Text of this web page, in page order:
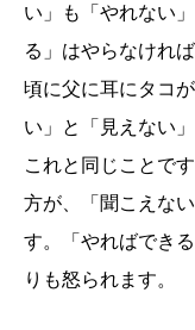
い」も「やれない
る」はやらなけれ
頃に父に耳にタコ
い」と「見えない
これと同じことで
方が、「聞こえな
す。「やればでき
りも怒られます。